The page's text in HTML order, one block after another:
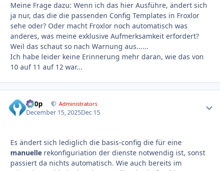
Meine Frage dazu: Wenn ich das hier Ausführe, ändert sich
ja nur, das die die passenden Config Templates in Froxlor
sehe oder? Oder macht Froxlor noch automatisch was
anderes, was meine exklusive Aufmerksamkeit erfordert?
Weil das schaut so nach Warnung aus......
Ich habe leider keine Erinnerung mehr daran, wie das von
10 auf 11 auf 12 war...
d00p Administrators
December 15, 2025Dec 15
Es ändert sich lediglich die basis-config die für eine
manuelle rekonfiguriation der dienste notwendig ist, sonst
passiert da nichts automatisch. Wie auch bereits im